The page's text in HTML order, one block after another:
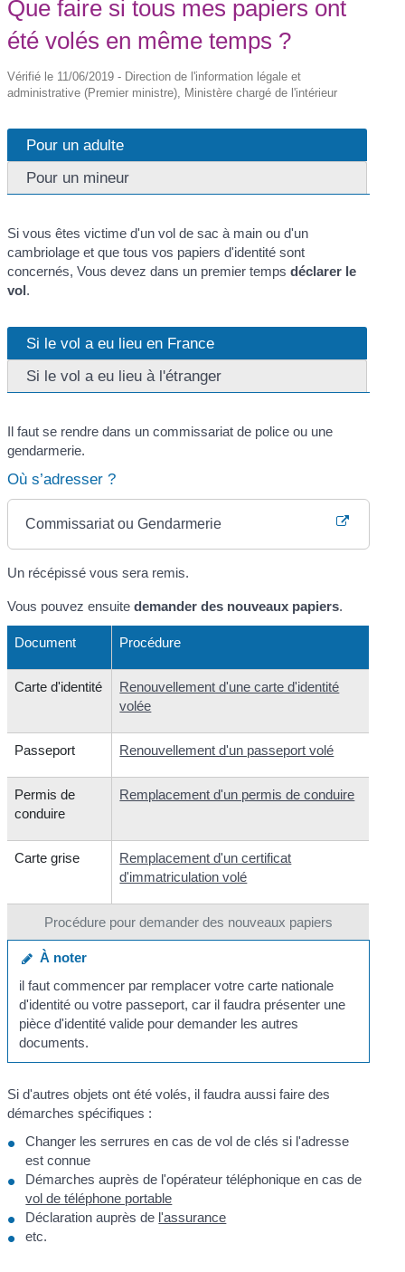
Que faire si tous mes papiers ont
été volés en même temps ?
Vérifié le 11/06/2019 - Direction de l'information légale et
administrative (Premier ministre), Ministère chargé de l'intérieur
Pour un adulte
Pour un mineur
Si vous êtes victime d'un vol de sac à main ou d'un
cambriolage et que tous vos papiers d'identité sont
concernés, Vous devez dans un premier tempsdéclarer le
vol.
Si le vol a eu lieu en France
Si le vol a eu lieu à l'étranger
Il faut se rendre dans un commissariat de police ou une
gendarmerie.
Où s’adresser ?
Commissariat ou Gendarmerie
Un récépissé vous sera remis.
Vous pouvez ensuitedemander des nouveaux papiers.
Procédure pour demander des nouveaux papiers
Document Procédure
Carte d'identité
Renouvellement d'une carte d'identité
volée
Passeport Renouvellement d'un passeport volé
Permis de
conduire
Remplacement d'un permis de conduire
Carte grise
Remplacement d'un certificat
d'immatriculation volé
À noter
il faut commencer par remplacer votre carte nationale
d'identité ou votre passeport, car il faudra présenter une
pièce d'identité valide pour demander les autres
documents.
Si d'autres objets ont été volés, il faudra aussi faire des
démarches spécifiques :
Changer les serrures en cas de vol de clés si l'adresse
est connue
Démarches auprès de l'opérateur téléphonique en cas de
vol de téléphone portable
Déclaration auprès de l'assurance
etc.